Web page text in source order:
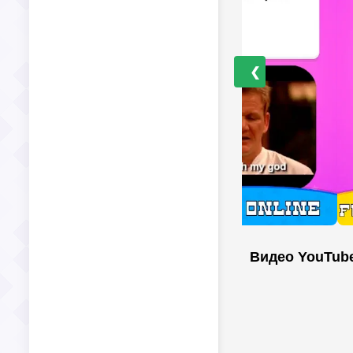
❮
Видео